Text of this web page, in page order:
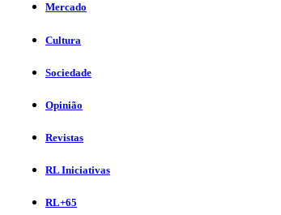
Mercado
Cultura
Sociedade
Opinião
Revistas
RL Iniciativas
RL+65